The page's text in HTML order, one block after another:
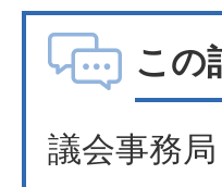
この
議会事務局